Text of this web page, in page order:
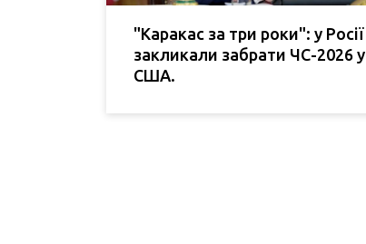
"Каракас за три роки": у Росії
закликали забрати ЧС-2026 у
США.